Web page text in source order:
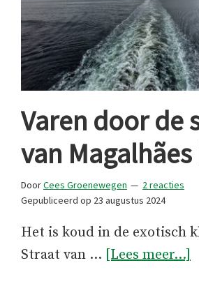
Varen door de
van
DoorCees Groenewegen
2 reacties
Gepubliceerd op 23 augustus 2024
Het is koud in de exotisch
Straat van … [Lees meer...]